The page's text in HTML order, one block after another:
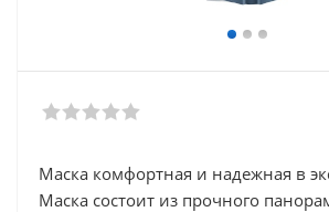
Маска комфортная и надежная в
Маска состоит из прочного